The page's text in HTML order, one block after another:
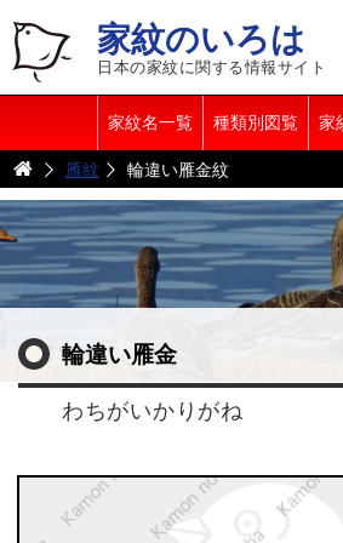
家紋のいろは
日本の家紋に関する情報サイト
家紋名一覧 種類別図覧 家
雁紋 輪違い雁金紋
輪違い雁金
わちがいかりがね